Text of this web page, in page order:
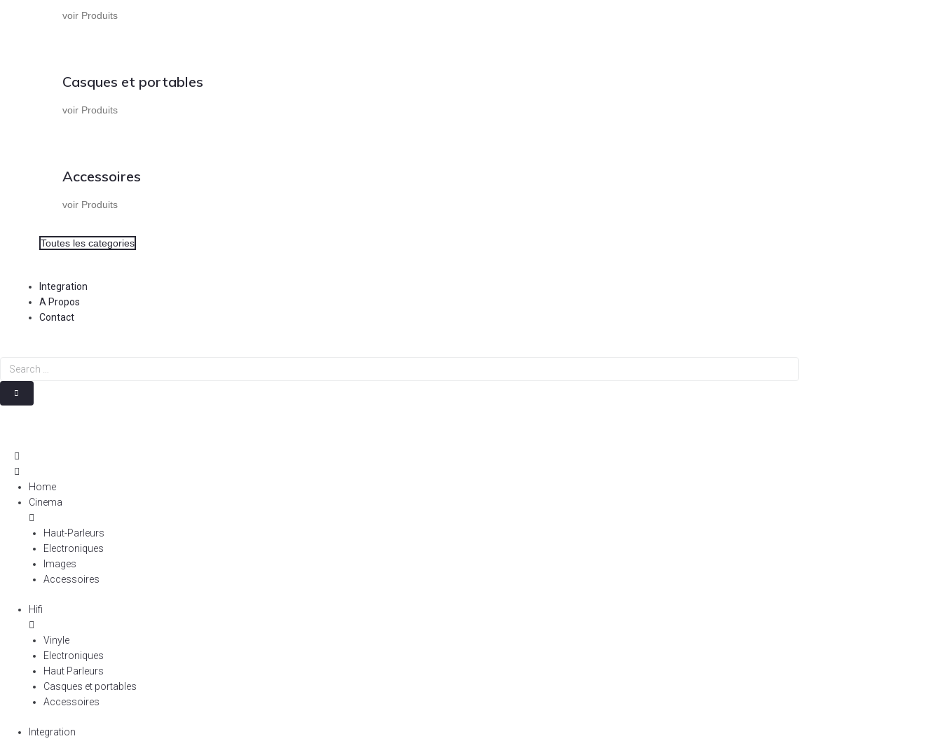
voir Produits
Casques et portables
voir Produits
Accessoires
voir Produits
Toutes les categories
Integration
A Propos
Contact
Search
…
Home
Cinema
Haut-Parleurs
Electroniques
Images
Accessoires
Hifi
Vinyle
Electroniques
Haut Parleurs
Casques et portables
Accessoires
Integration